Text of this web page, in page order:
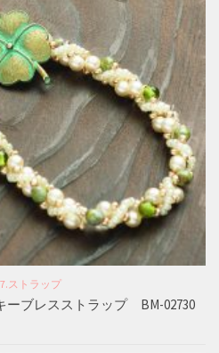
7.ストラップ
ーブレスストラップ BM-02730